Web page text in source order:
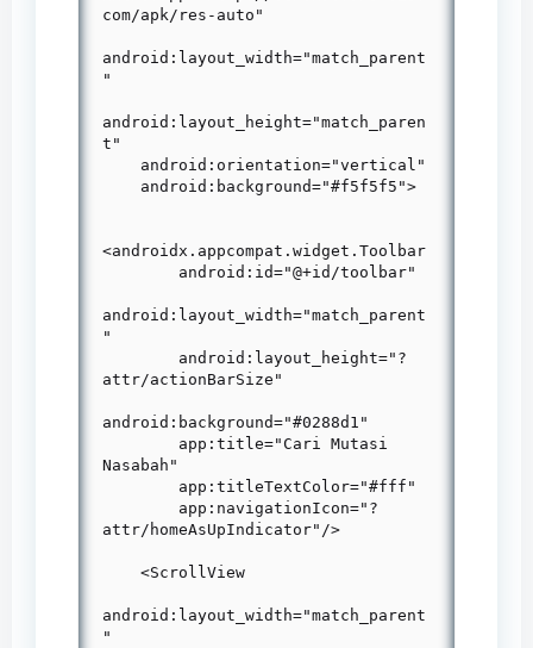
com/apk/res-auto"
android:layout_width="match_parent
"
android:layout_height="match_paren
t"
<androidx.appcompat.widget.Toolbar
android:layout_width="match_parent
"
attr/actionBarSize"
android:background="#0288d1"
Nasabah"
attr/homeAsUpIndicator"/>
android:layout_width="match_parent
"